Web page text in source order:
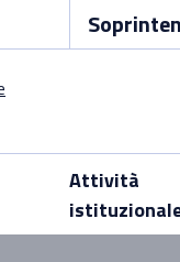
Attività